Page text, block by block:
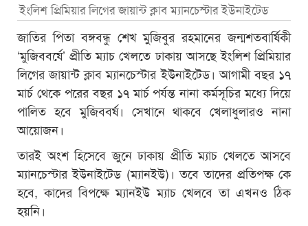
ইংলিশ প্রিমিয়ার লিগের জায়ান্ট ক্লাব ম্যানচেস্টার ইউনাইটেড
জাতির পিতা বঙ্গবন্ধু শেখ মুজিবুর রহমানের জন্মশতবার্ষিকী
‘মুজিববর্ষে’ প্রীতি ম্যাচ খেলতে ঢাকায় আসছে ইংলিশ প্রিমিয়ার
লিগের জায়ান্ট ক্লাব ম্যানচেস্টার ইউনাইটেড। আগামী বছর ১৭
মার্চ থেকে পরের বছর ১৭ মার্চ পর্যন্ত নানা কর্মসূচির মধ্যে দিয়ে
পালিত হবে মুজিববর্ষ। সেখানে থাকবে খেলাধুলারও নানা
আয়োজন।
তারই অংশ হিসেবে জুনে ঢাকায় প্রীতি ম্যাচ খেলতে আসবে
ম্যানচেস্টার ইউনাইটেড (ম্যানইউ)। তবে তাদের প্রতিপক্ষ কে
হবে, কাদের বিপক্ষে ম্যানইউ ম্যাচ খেলবে তা এখনও ঠিক
হয়নি।